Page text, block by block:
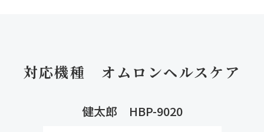
対応機種　オムロンヘルスケア
健太郎 HBP-9020